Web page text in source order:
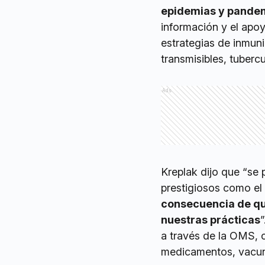
epidemias y
información y el
estrategias de
transmisibles,
Ads
Kreplak dijo que “se
prestigiosos como
consecuencia de
nuestras prácticas
a través de la OMS,
medicamentos,